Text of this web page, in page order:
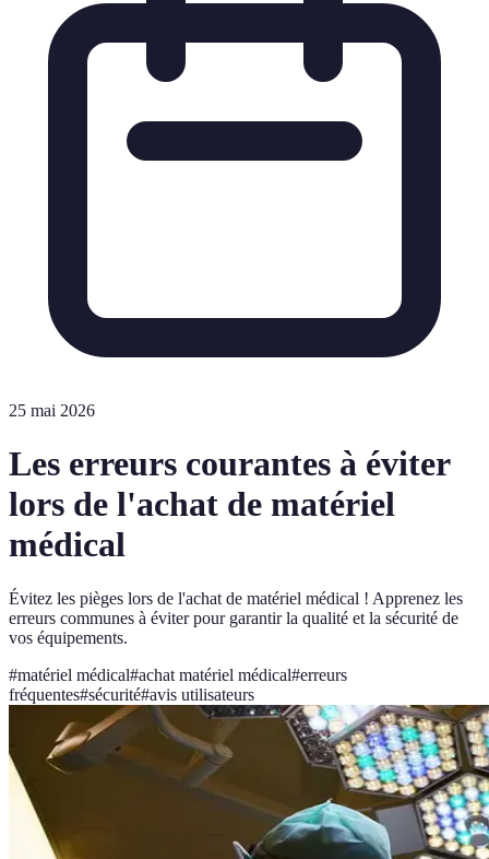
25 mai 2026
Les erreurs courantes à éviter
lors de l'achat de matériel
médical
Évitez les pièges lors de l'achat de matériel médical ! Apprenez les
erreurs communes à éviter pour garantir la qualité et la sécurité de
vos équipements.
#matériel médical#achat matériel médical#erreurs
fréquentes#sécurité#avis utilisateurs